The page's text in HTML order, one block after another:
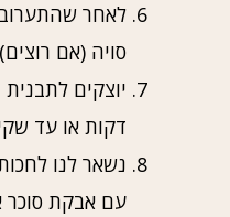
לאחר
סויה (אם
דקות או עד
נשאר לנו
עם אבקת סוכר